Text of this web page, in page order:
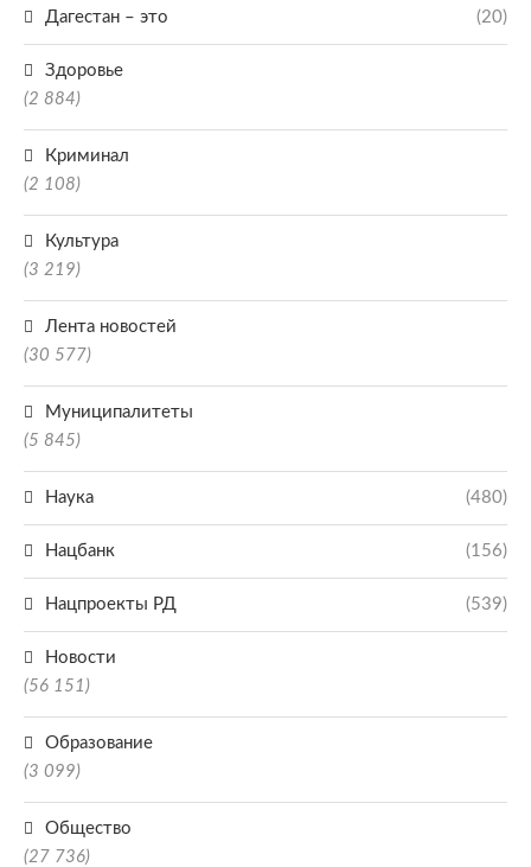
Дагестан – это (20)
Здоровье
(2 884)
Криминал
(2 108)
Культура
(3 219)
Лента новостей
(30 577)
Муниципалитеты
(5 845)
Наука (480)
Нацбанк (156)
Нацпроекты РД (539)
Новости
(56 151)
Образование
(3 099)
Общество
(27 736)